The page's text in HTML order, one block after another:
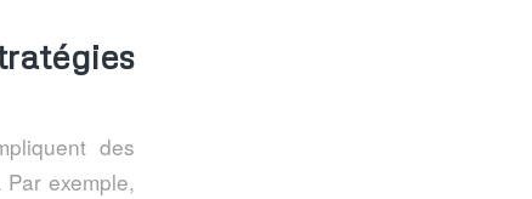
des
exemple,